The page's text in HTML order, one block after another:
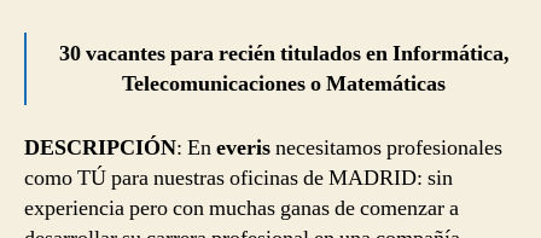
30 vacantes para recién titulados en Informática,
Telecomunicaciones o Matemáticas
DESCRIPCIÓN: Eneverisnecesitamos profesionales
como TÚ para nuestras oficinas de MADRID: sin
experiencia pero con muchas ganas de comenzar a